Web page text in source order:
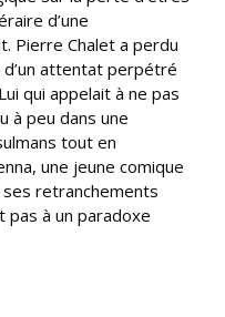
d’une
Pierre Chalet a perdu
attentat perpétré
qui appelait à ne pas
à peu dans une
tout en
une jeune comique
retranchements
pas à un paradoxe